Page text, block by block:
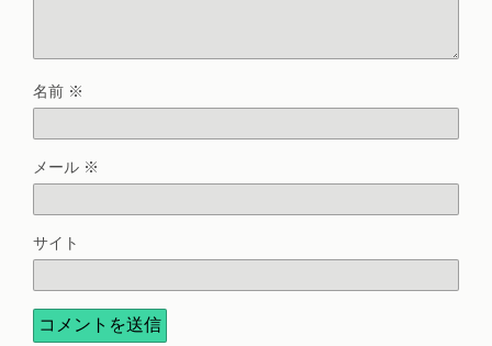
名前 ※
メール ※
サイト